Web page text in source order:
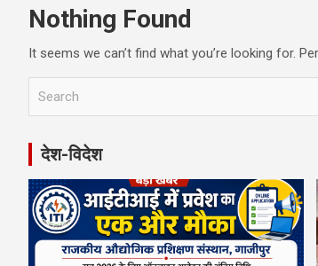
Nothing Found
It seems we can’t find what you’re looking for.
r
h
देश-विदेश